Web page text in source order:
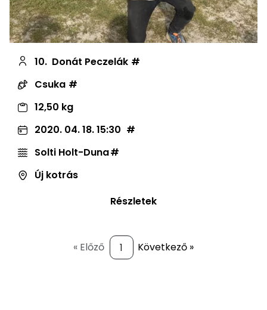
10. Donát Peczelák
Csuka
12,50 kg
2020. 04. 18. 15:30
Solti Holt-Duna
Új kotrás
Részletek
« Előző Következő »